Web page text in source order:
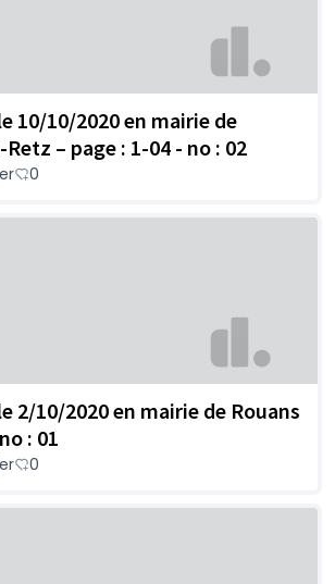
10/10/2020 en mairie de
– page : 1-04 - no : 02
0
2/10/2020 en mairie de Rouans
: 01
0